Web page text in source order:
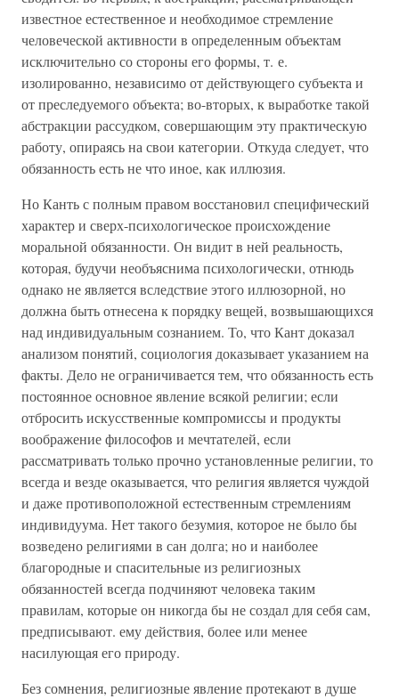
известное естественное и необходимое стремление
человеческой активности в определенным объектам
исключительно со стороны его формы, т. е.
изолированно, независимо от действующего субъекта и
от преследуемого объекта; во-вторых, к выработке такой
абстракции рассудком, совершающим эту практическую
работу, опираясь на свои категории. Откуда следует, что
обязанность есть не что иное, как иллюзия.
Но Канть с полным правом восстановил специфический
характер и сверх-психологическое происхождение
моральной обязанности. Он видит в ней реальность,
которая, будучи необъяснима психологически, отнюдь
однако не является вследствие этого иллюзорной, но
должна быть отнесена к порядку вещей, возвышающихся
над индивидуальным сознанием. То, что Кант доказал
анализом понятий, социология доказывает указанием на
факты. Дело не ограничивается тем, что обязанность есть
постоянное основное явление всякой религии; если
отбросить искусственные компромиссы и продукты
воображение философов и мечтателей, если
рассматривать только прочно установленные религии, то
всегда и везде оказывается, что религия является чуждой
и даже противоположной естественным стремлениям
индивидуума. Нет такого безумия, которое не было бы
возведено религиями в сан долга; но и наиболее
благородные и спасительные из религиозных
обязанностей всегда подчиняют человека таким
правилам, которые он никогда бы не создал для себя сам,
предписывают. ему действия, более или менее
насилующая его природу.
Без сомнения, религиозные явление протекают в душе